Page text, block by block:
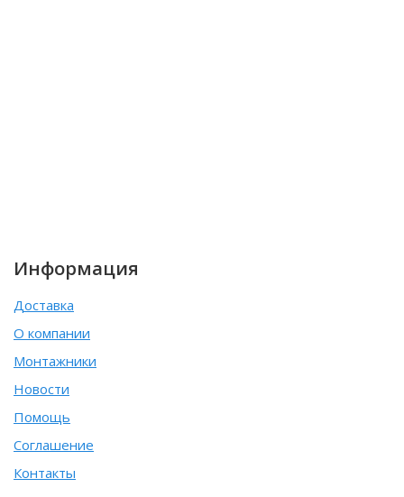
Информация
Доставка
О компании
Монтажники
Новости
Помощь
Соглашение
Контакты